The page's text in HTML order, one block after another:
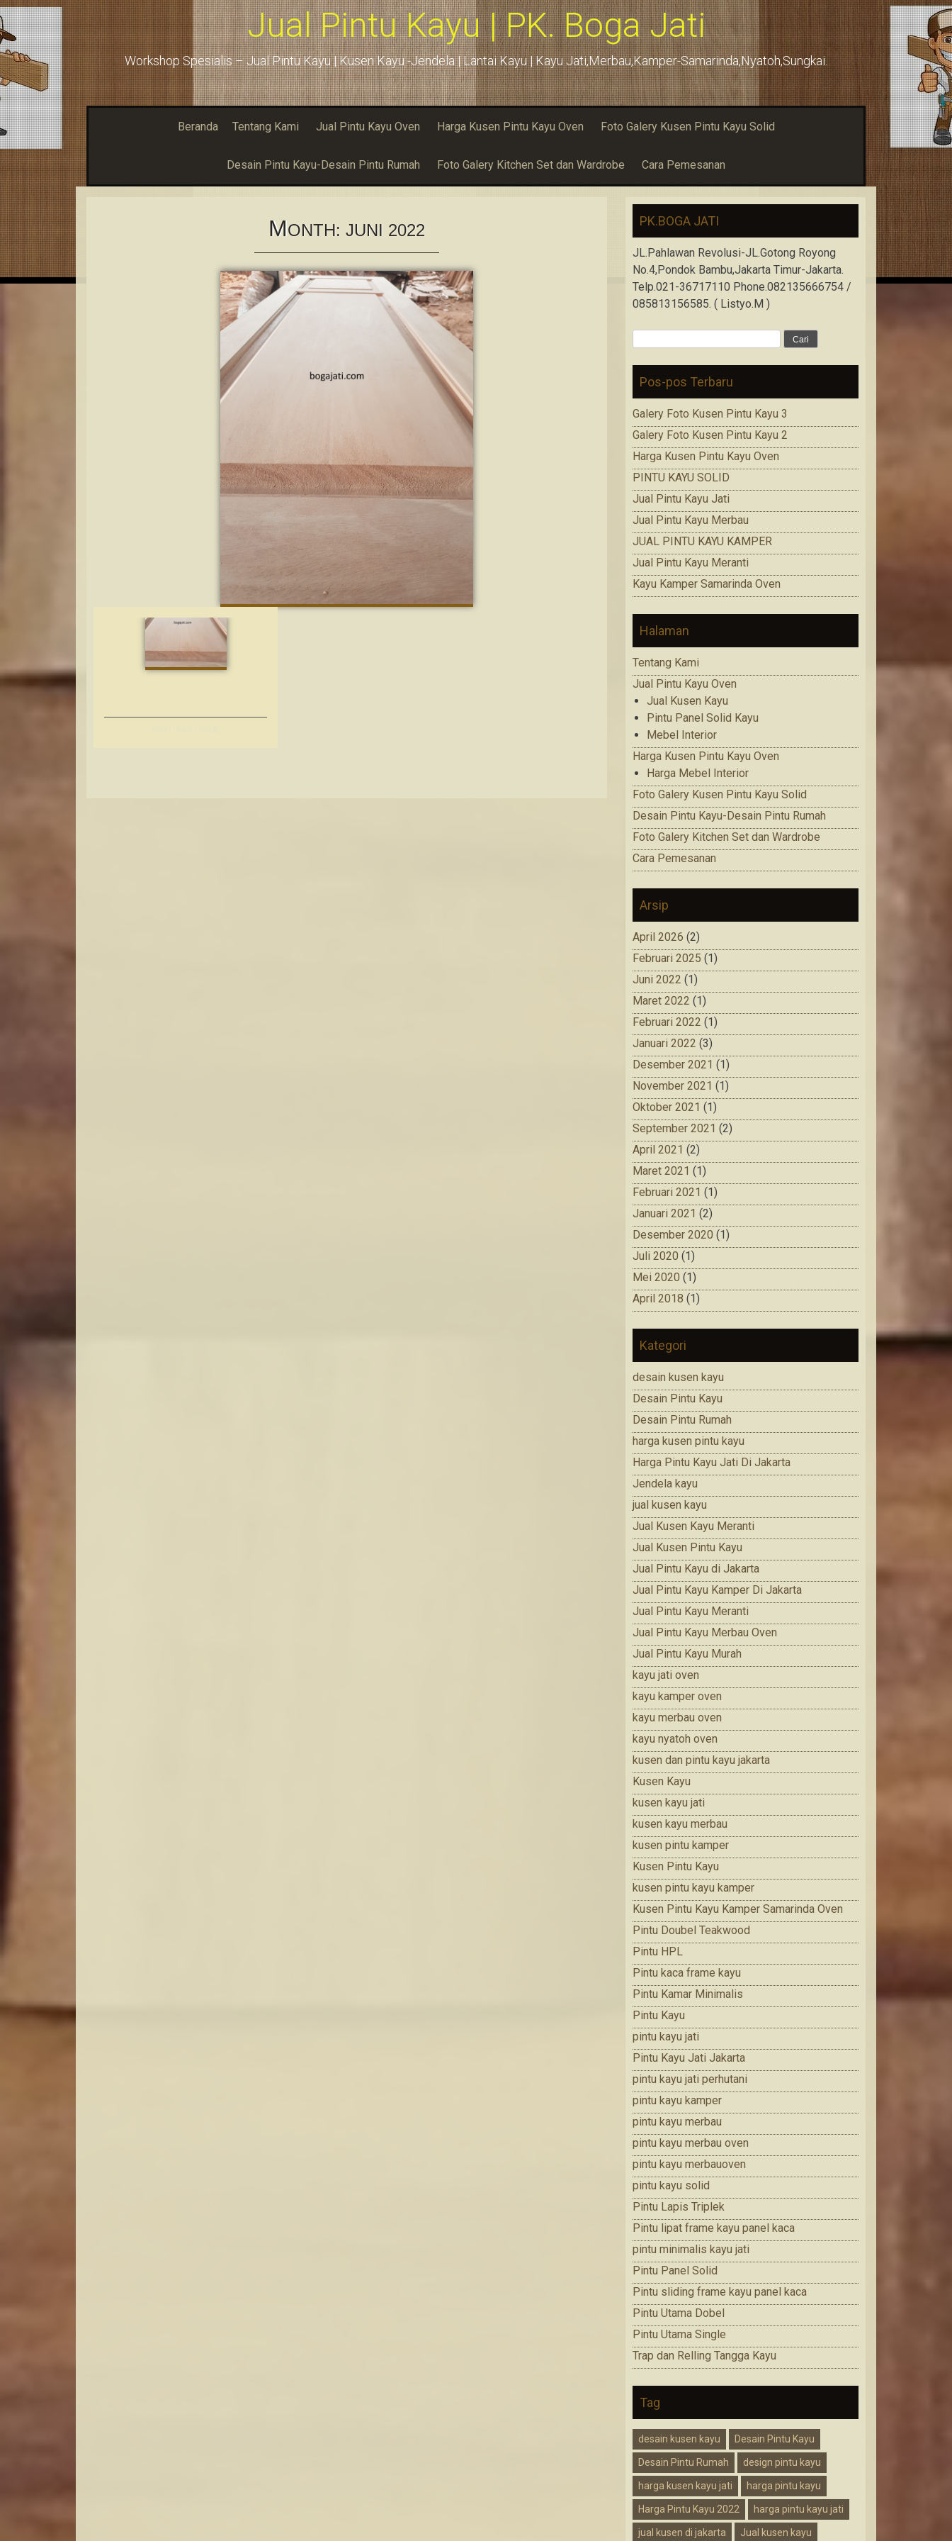
Jual Pintu Kayu | PK. Boga Jati
Workshop Spesialis – Jual Pintu Kayu | Kusen Kayu -Jendela | Lantai Kayu | Kayu Jati,Merbau,Kamper-Samarinda,Nyatoh,Sungkai.
Beranda Tentang Kami Jual Pintu Kayu Oven Harga Kusen Pintu Kayu Oven Foto Galery Kusen Pintu Kayu Solid
Desain Pintu Kayu-Desain Pintu Rumah Foto Galery Kitchen Set dan Wardrobe Cara Pemesanan
MONTH: JUNI 2022 PK.BOGA JATI
JL.Pahlawan Revolusi-JL.Gotong Royong
No.4,Pondok Bambu,Jakarta Timur-Jakarta.
Telp.021-36717110 Phone.082135666754 /
085813156585. ( Listyo.M )
Pos-pos Terbaru
Galery Foto Kusen Pintu Kayu 3
Galery Foto Kusen Pintu Kayu 2
Harga Kusen Pintu Kayu Oven
PINTU KAYU SOLID
Jual Pintu Kayu Jati
Jual Pintu Kayu Merbau
JUAL PINTU KAYU KAMPER
Jual Pintu Kayu Meranti
Kayu Kamper Samarinda Oven
Halaman
Tentang Kami
Jual Pintu Kayu Oven
Jual Kusen Kayu
Pintu Panel Solid Kayu
Mebel Interior
Harga Kusen Pintu Kayu Oven
Harga Mebel Interior
Foto Galery Kusen Pintu Kayu Solid
Desain Pintu Kayu-Desain Pintu Rumah
Foto Galery Kitchen Set dan Wardrobe
Cara Pemesanan
Arsip
April 2026 (2)
Februari 2025 (1)
Juni 2022 (1)
Maret 2022 (1)
Februari 2022 (1)
Januari 2022 (3)
Desember 2021 (1)
November 2021 (1)
Oktober 2021 (1)
September 2021 (2)
April 2021 (2)
Maret 2021 (1)
Februari 2021 (1)
Januari 2021 (2)
Desember 2020 (1)
Juli 2020 (1)
Mei 2020 (1)
April 2018 (1)
Kategori
desain kusen kayu
Desain Pintu Kayu
Desain Pintu Rumah
harga kusen pintu kayu
Harga Pintu Kayu Jati Di Jakarta
Jendela kayu
jual kusen kayu
Jual Kusen Kayu Meranti
Jual Kusen Pintu Kayu
Jual Pintu Kayu di Jakarta
Jual Pintu Kayu Kamper Di Jakarta
Jual Pintu Kayu Meranti
Jual Pintu Kayu Merbau Oven
Jual Pintu Kayu Murah
kayu jati oven
kayu kamper oven
kayu merbau oven
kayu nyatoh oven
kusen dan pintu kayu jakarta
Kusen Kayu
kusen kayu jati
kusen kayu merbau
kusen pintu kamper
Kusen Pintu Kayu
kusen pintu kayu kamper
Kusen Pintu Kayu Kamper Samarinda Oven
Pintu Doubel Teakwood
Pintu HPL
Pintu kaca frame kayu
Pintu Kamar Minimalis
Pintu Kayu
pintu kayu jati
Pintu Kayu Jati Jakarta
pintu kayu jati perhutani
pintu kayu kamper
pintu kayu merbau
pintu kayu merbau oven
pintu kayu merbauoven
pintu kayu solid
Pintu Lapis Triplek
Pintu lipat frame kayu panel kaca
pintu minimalis kayu jati
Pintu Panel Solid
Pintu sliding frame kayu panel kaca
Pintu Utama Dobel
Pintu Utama Single
Trap dan Relling Tangga Kayu
Tag
desain kusen kayu Desain Pintu Kayu
Desain Pintu Rumah design pintu kayu
harga kusen kayu jati harga pintu kayu
Harga Pintu Kayu 2022 harga pintu kayu jati
jual kusen di jakarta Jual kusen kayu